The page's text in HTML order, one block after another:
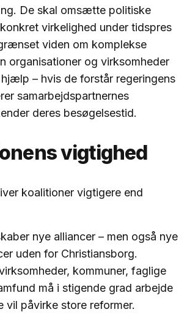
De skal omsætte politiske
virkelighed under tidspres
viden om komplekse
organisationer og virksomheder
– hvis de forstår regeringens
samarbejdspartnernes
deres besøgelsestid.
vigtighed
koalitioner vigtigere end
nye alliancer – men også nye
uden for Christiansborg.
kommuner, faglige
må i stigende grad arbejde
vil påvirke store reformer.